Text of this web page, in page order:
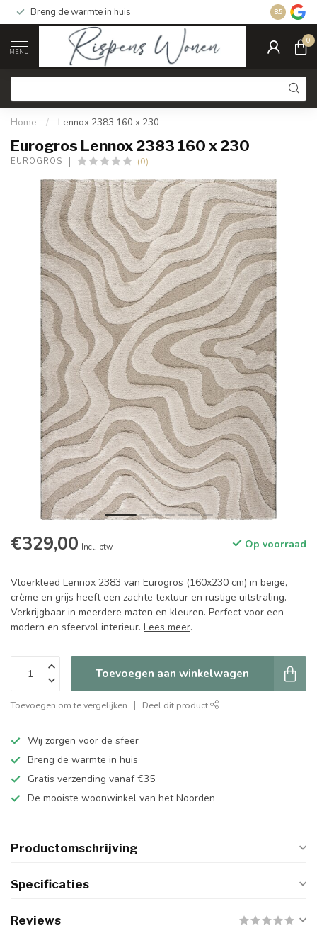
Breng de warmte in huis Gratis
8.5
MENU
0
Home / Lennox 2383 160 x 230
Eurogros Lennox 2383 160 x 230
EUROGROS (0)
€329,00 Incl. btw Op voorraad
Vloerkleed Lennox 2383 van Eurogros (160x230 cm) in beige,
crème en grijs heeft een zachte textuur en rustige uitstraling.
Verkrijgbaar in meerdere maten en kleuren. Perfect voor een
modern en sfeervol interieur. Lees meer.
Toevoegen aan winkelwagen
Toevoegen om te vergelijken Deel dit product
Wij zorgen voor de sfeer
Breng de warmte in huis
Gratis verzending vanaf €35
De mooiste woonwinkel van het Noorden
Productomschrijving
Specificaties
Reviews